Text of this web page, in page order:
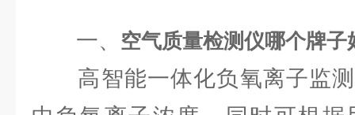
一、 空气质量检测仪哪个牌子
高智能一体化负氧离子监测